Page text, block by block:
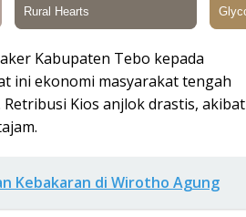
Kabupaten Tebo kepada
ini ekonomi masyarakat tengah
Kios anjlok drastis, akibat
Kebakaran di Wirotho Agung